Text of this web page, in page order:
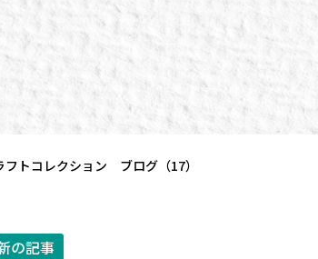
フトコレクション ブログ（17）
の記事